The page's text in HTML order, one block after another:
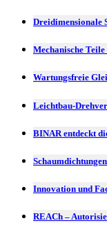
Dreidimensionale
Mechanische
Wartungsfreie
Leichtbau-
BINAR entdeckt
Innovation und
REACh –